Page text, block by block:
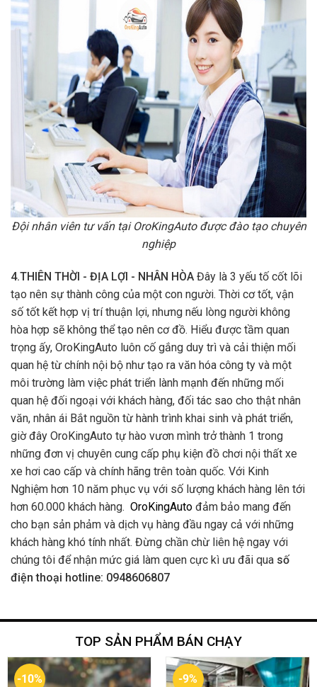
Đội nhân viên tư vấn tại OroKingAuto được đào tạo chuyên
nghiệp
4.THIÊN THỜI - ĐỊA LỢI - NHÂN HÒA Đây là 3 yếu tố cốt lõi
tạo nên sự thành công của một con người. Thời cơ tốt, vận
số tốt kết hợp vị trí thuận lợi, nhưng nếu lòng người không
hòa hợp sẽ không thể tạo nên cơ đồ. Hiểu được tầm quan
trọng ấy, OroKingAuto luôn cố gắng duy trì và cải thiện mối
quan hệ từ chính nội bộ như tạo ra văn hóa công ty và một
môi trường làm việc phát triển lành mạnh đến những mối
quan hệ đối ngoại với khách hàng, đối tác sao cho thật nhân
văn, nhân ái Bắt nguồn từ hành trình khai sinh và phát triển,
giờ đây OroKingAuto tự hào vươn mình trở thành 1 trong
những đơn vị chuyên cung cấp phụ kiện đồ chơi nội thất xe
xe hơi cao cấp và chính hãng trên toàn quốc. Với Kinh
Nghiệm hơn 10 năm phục vụ với số lượng khách hàng lên tới
hơn 60.000 khách hàng. OroKingAuto đảm bảo mang đến
cho bạn sản phảm và dịch vụ hàng đầu ngay cả với những
khách hàng khó tính nhất. Đừng chần chừ liên hệ ngay với
chúng tôi để nhận mức giá làm quen cực kì ưu đãi qua số
điện thoại hotline: 0948606807
TOP SẢN PHẨM BÁN CHẠY
-10% -9%